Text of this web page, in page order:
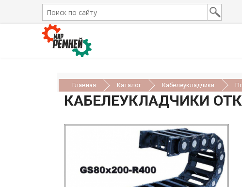
Главная Каталог Кабелеукладчики
КАБЕЛЕУКЛАДЧИКИ